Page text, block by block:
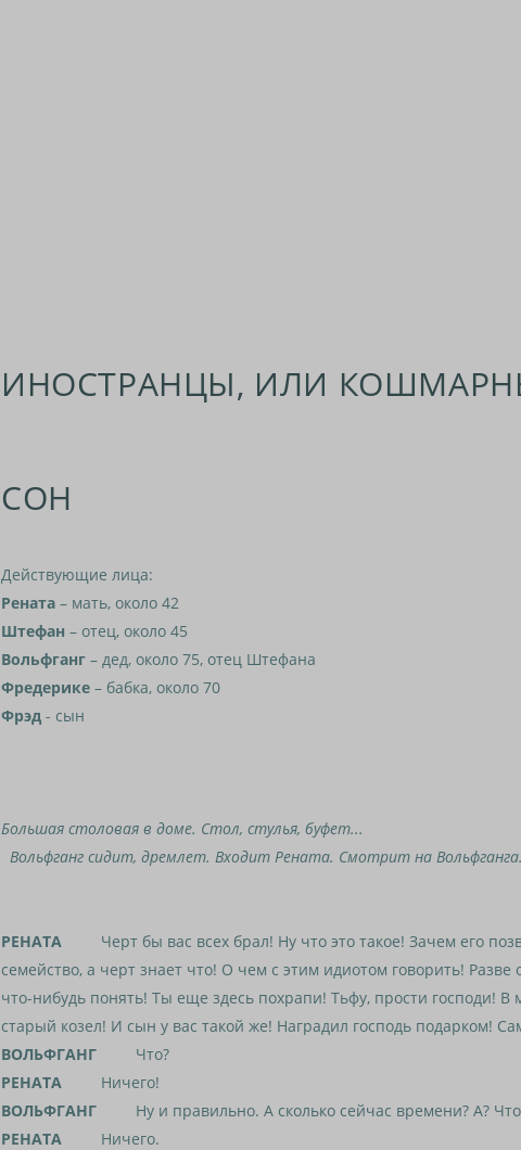
ИНОСТРАНЦЫ, ИЛИ
СОН
Действующие лица:
Рената – мать, около 42
Штефан – отец, около 45
Вольфганг – дед, около 75, отец Штефана
Фредерике – бабка, около 70
Фрэд - сын
Большая столовая в доме. Стол, стулья, буфет...
Вольфганг сидит, дремлет. Входит Рената. Смотрит на Вольфганга.
РЕНАТА Черт бы вас всех брал! Ну что это такое! Зачем его
семейство, а черт знает что! О чем с этим идиотом говорить! Разве
что-нибудь понять! Ты еще здесь похрапи! Тьфу, прости господи! В
старый козел! И сын у вас такой же! Наградил господь подарком!
ВОЛЬФГАНГ Что?
РЕНАТА Ничего!
ВОЛЬФГАНГ Ну и правильно. А сколько сейчас времени? А? Что
РЕНАТА Ничего.